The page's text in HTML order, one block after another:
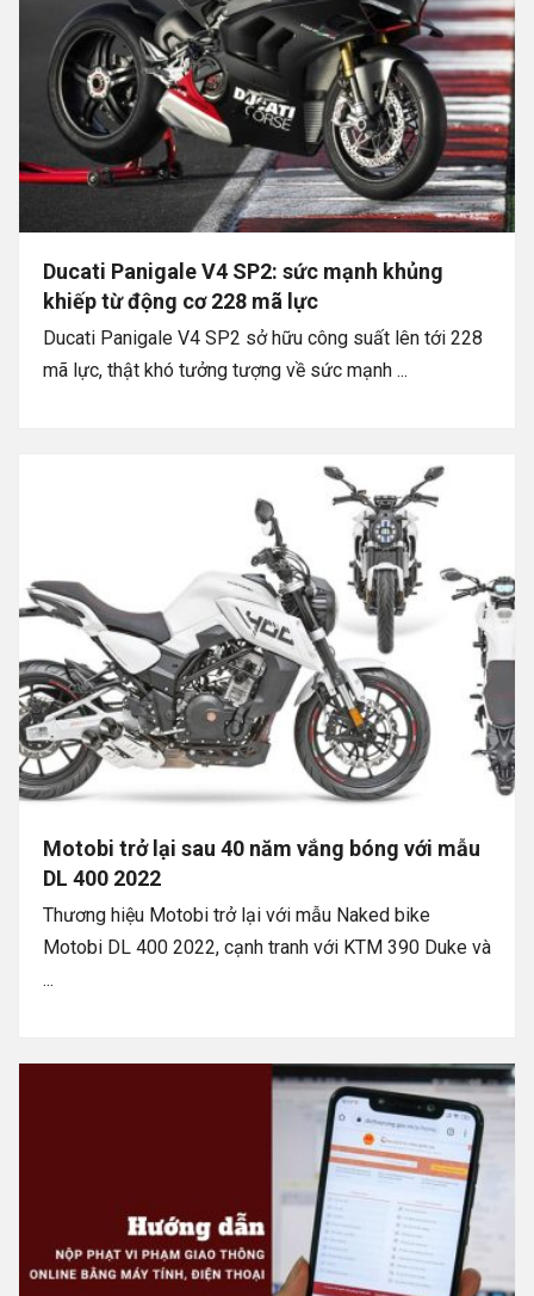
Ducati Panigale V4 SP2: sức mạnh khủng
khiếp từ động cơ 228 mã lực
Ducati Panigale V4 SP2 sở hữu công suất lên tới 228
mã lực, thật khó tưởng tượng về sức mạnh ...
Motobi trở lại sau 40 năm vắng bóng với mẫu
DL 400 2022
Thương hiệu Motobi trở lại với mẫu Naked bike
Motobi DL 400 2022, cạnh tranh với KTM 390 Duke và
...